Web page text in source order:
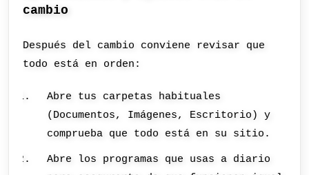
cambio
Después del cambio conviene revisar que
todo está en orden:
Abre tus carpetas habituales
(Documentos, Imágenes, Escritorio) y
comprueba que todo está en su sitio.
Abre los programas que usas a diario